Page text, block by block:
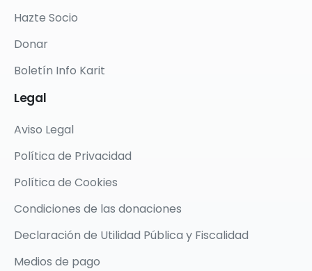
Hazte Socio
Donar
Boletín Info Karit
Legal
Aviso Legal
Política de Privacidad
Política de Cookies
Condiciones de las donaciones
Declaración de Utilidad Pública y Fiscalidad
Medios de pago